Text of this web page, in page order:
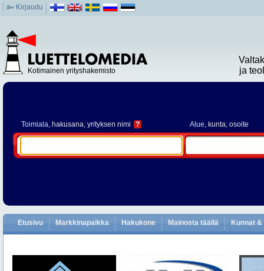
Kirjaudu
Kotimainen yrityshakemisto
ja
Toimiala, hakusana, yrityksen nimi ? Alue, kunta, osoite
Etusivu Markkinapaikka Hakukone Mainosta täällä Kunnat